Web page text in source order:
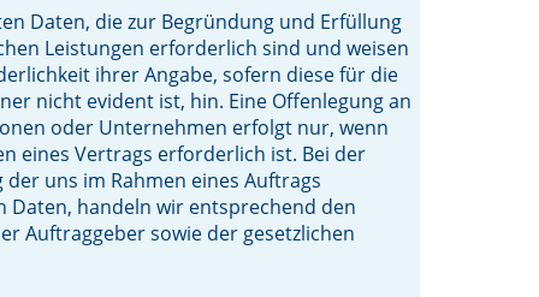
Daten, die zur Begründung und Erfüllung
Leistungen erforderlich sind und weisen
ihrer Angabe, sofern diese für die
nicht evident ist, hin. Eine Offenlegung an
oder Unternehmen erfolgt nur, wenn
eines Vertrags erforderlich ist. Bei der
uns im Rahmen eines Auftrags
Daten, handeln wir entsprechend den
Auftraggeber sowie der gesetzlichen